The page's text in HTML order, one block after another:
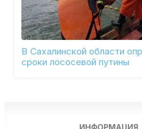
В Сахалинской области
сроки лососевой путины